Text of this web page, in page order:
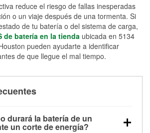
reduce el riesgo de fallas inesperadas
o un viaje después de una tormenta. Si
de tu batería o del sistema de carga,
de batería en la tienda ubicada en 5134
pueden ayudarte a identificar
de que llegue el mal tiempo.
durará la batería de un
un corte de energía?